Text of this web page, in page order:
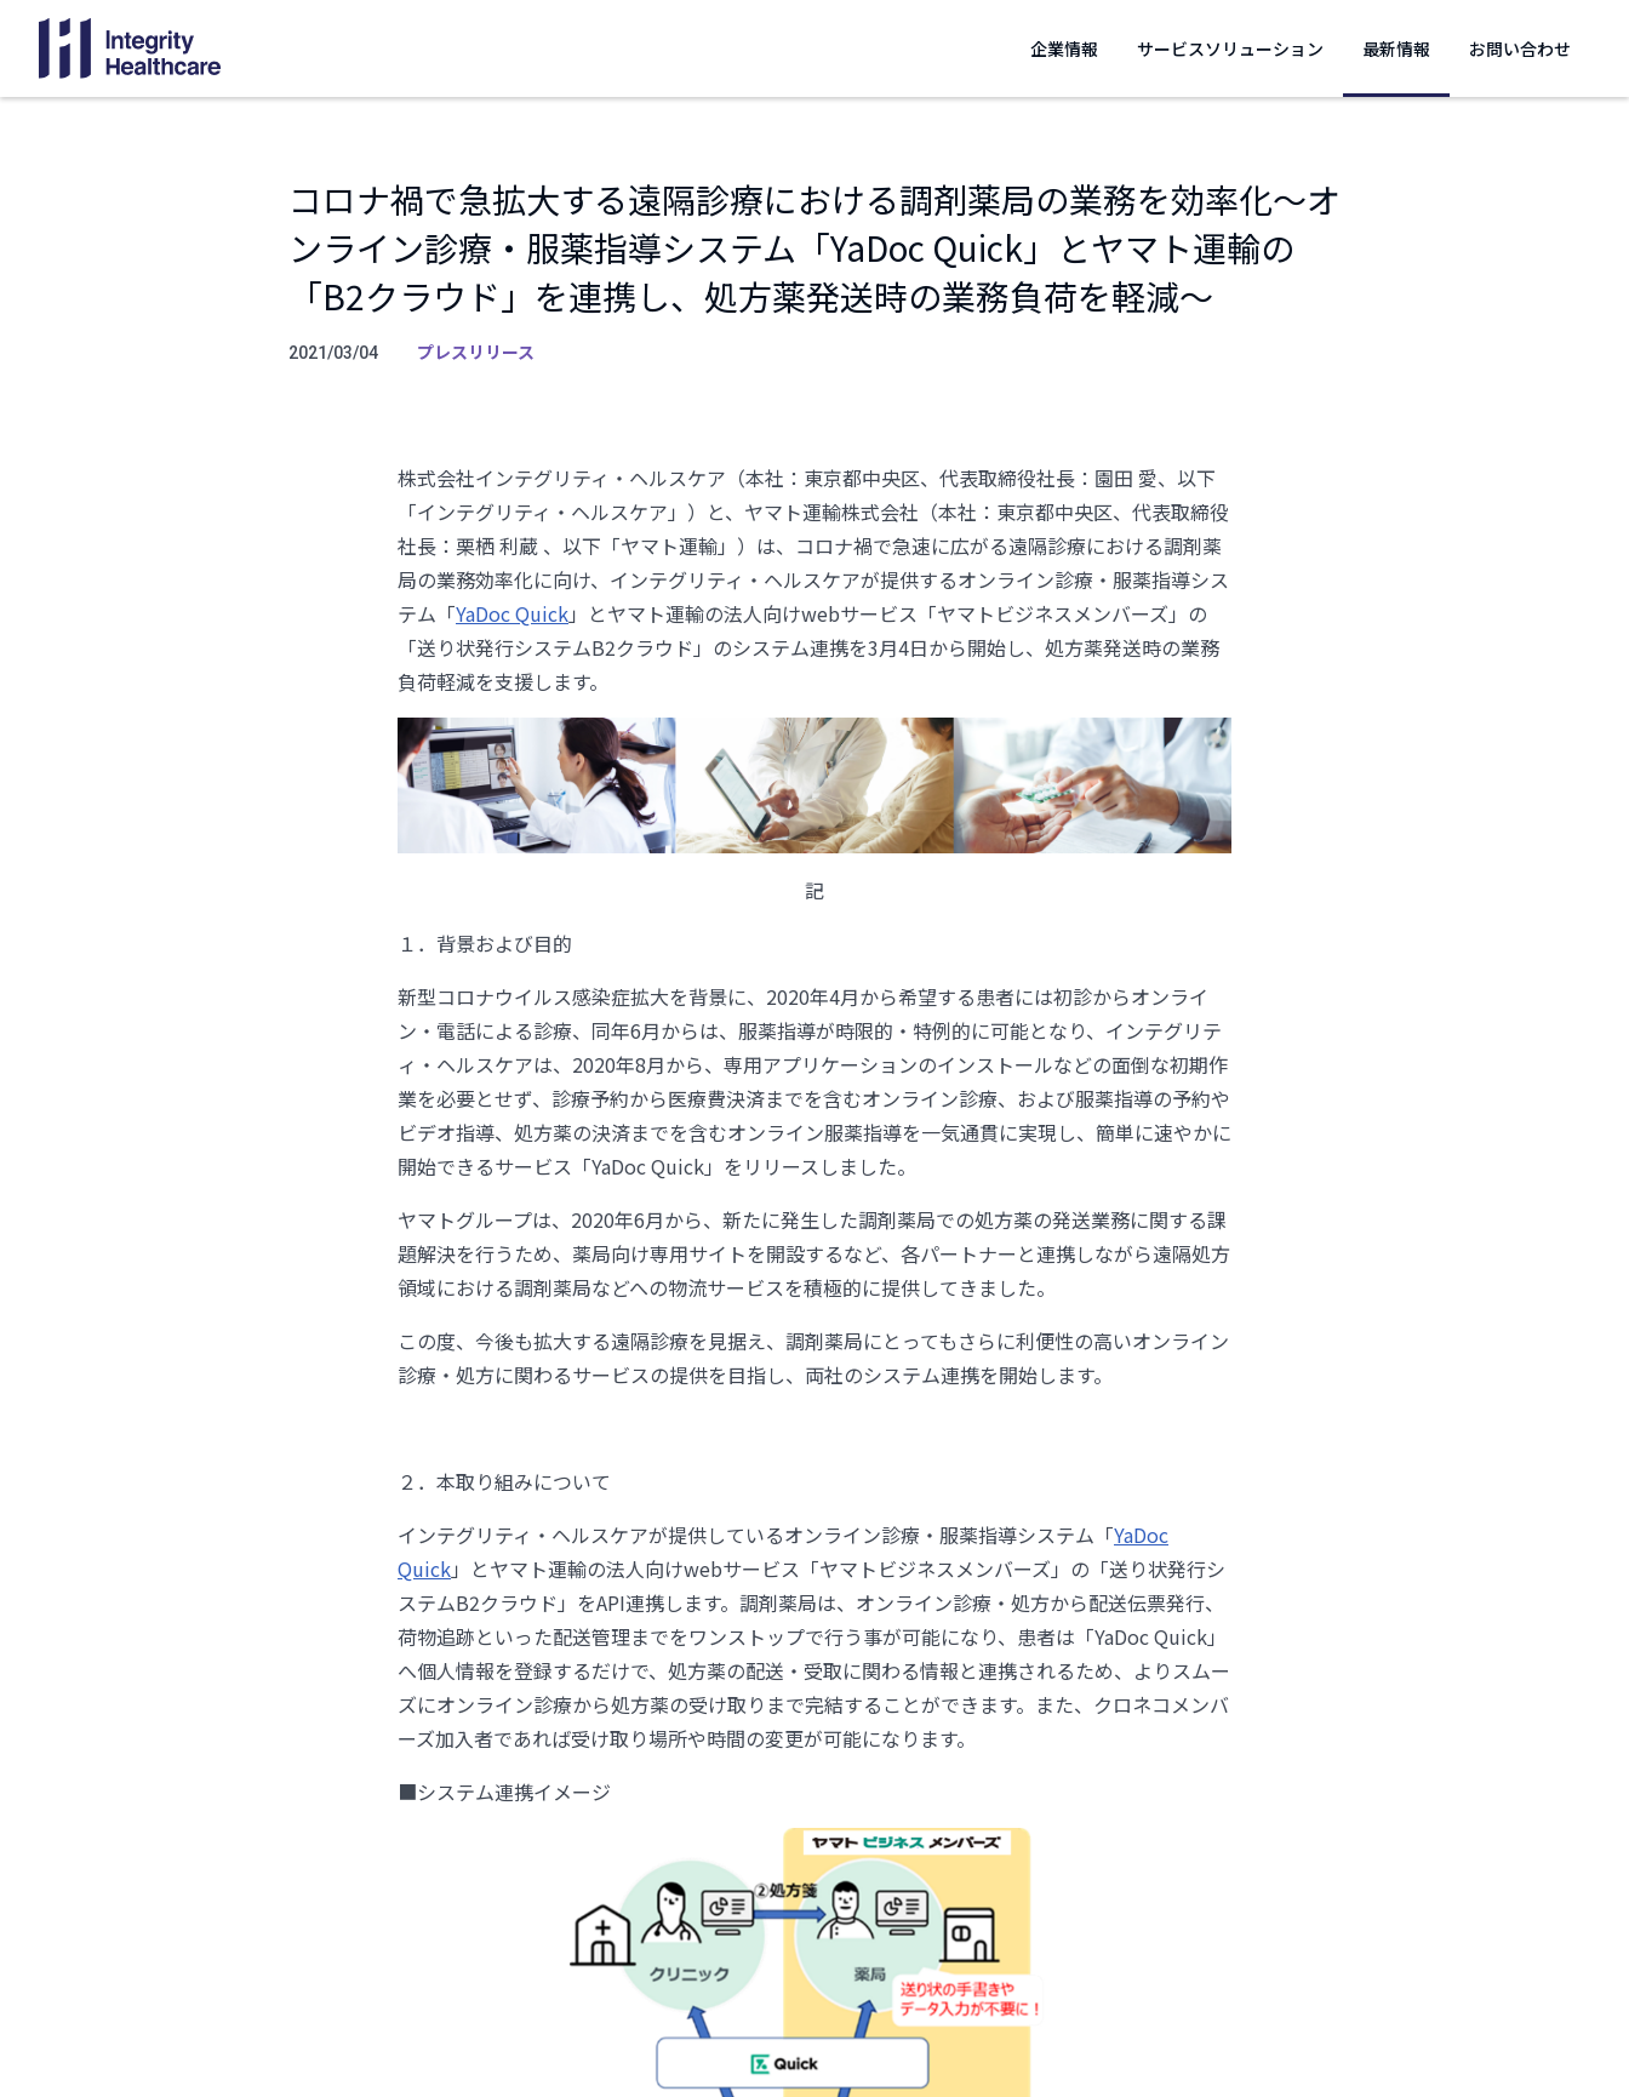
企業情報 サービスソリューション 最新情報 お問い合わせ
コロナ禍で急拡大する遠隔診療における調剤薬局の業務を効率化～オ
ンライン診療・服薬指導システム「YaDoc Quick」とヤマト運輸の
「B2クラウド」を連携し、処方薬発送時の業務負荷を軽減～
2021/03/04 プレスリリース
株式会社インテグリティ・ヘルスケア（本社：東京都中央区、代表取締役社長：園田 愛、以下
「インテグリティ・ヘルスケア」）と、ヤマト運輸株式会社（本社：東京都中央区、代表取締役
社長：栗栖 利蔵 、以下「ヤマト運輸」）は、コロナ禍で急速に広がる遠隔診療における調剤薬
局の業務効率化に向け、インテグリティ・ヘルスケアが提供するオンライン診療・服薬指導シス
テム「YaDoc Quick」とヤマト運輸の法人向けwebサービス「ヤマトビジネスメンバーズ」の
「送り状発行システムB2クラウド」のシステム連携を3月4日から開始し、処方薬発送時の業務
負荷軽減を支援します。
記
１．背景および目的
新型コロナウイルス感染症拡大を背景に、2020年4月から希望する患者には初診からオンライ
ン・電話による診療、同年6月からは、服薬指導が時限的・特例的に可能となり、インテグリテ
ィ・ヘルスケアは、2020年8月から、専用アプリケーションのインストールなどの面倒な初期作
業を必要とせず、診療予約から医療費決済までを含むオンライン診療、および服薬指導の予約や
ビデオ指導、処方薬の決済までを含むオンライン服薬指導を一気通貫に実現し、簡単に速やかに
開始できるサービス「YaDoc Quick」をリリースしました。
ヤマトグループは、2020年6月から、新たに発生した調剤薬局での処方薬の発送業務に関する課
題解決を行うため、薬局向け専用サイトを開設するなど、各パートナーと連携しながら遠隔処方
領域における調剤薬局などへの物流サービスを積極的に提供してきました。
この度、今後も拡大する遠隔診療を見据え、調剤薬局にとってもさらに利便性の高いオンライン
診療・処方に関わるサービスの提供を目指し、両社のシステム連携を開始します。
２．本取り組みについて
インテグリティ・ヘルスケアが提供しているオンライン診療・服薬指導システム「YaDoc
Quick」とヤマト運輸の法人向けwebサービス「ヤマトビジネスメンバーズ」の「送り状発行シ
ステムB2クラウド」をAPI連携します。調剤薬局は、オンライン診療・処方から配送伝票発行、
荷物追跡といった配送管理までをワンストップで行う事が可能になり、患者は「YaDoc Quick」
へ個人情報を登録するだけで、処方薬の配送・受取に関わる情報と連携されるため、よりスムー
ズにオンライン診療から処方薬の受け取りまで完結することができます。また、クロネコメンバ
ーズ加入者であれば受け取り場所や時間の変更が可能になります。
■システム連携イメージ